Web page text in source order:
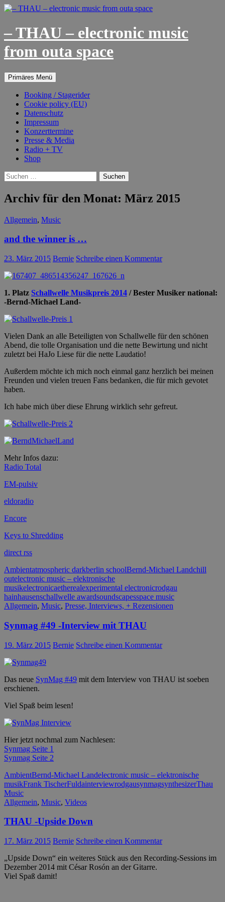
– THAU – electronic music
from outa space
Suchen
Primäres Menü
Inhalt
Booking / Stagerider
Cookie policy (EU)
Datenschutz
Impressum
Konzerttermine
Presse & Media
Radio + TV
Shop
Suchen
nach:
Archiv für den Monat: März 2015
Allgemein, Music
and the winner is …
23. März 2015 Bernie Schreibe einen Kommentar
1. Platz Schallwelle Musikpreis 2014 / Bester Musiker national:
-Bernd-Michael Land-
Vielen Dank an alle Beteiligten von Schallwelle für den schönen
Abend, die tolle Organisation und die nette Bewirtung und nicht
zuletzt bei HaJo Liese für die nette Laudatio!
Außerdem möchte ich mich noch einmal ganz herzlich bei meinen
Freunden und vielen treuen Fans bedanken, die für mich gevotet
haben.
Ich habe mich über diese Ehrung wirklich sehr gefreut.
Mehr Infos dazu:
Radio Total
EM-pulsiv
eldoradio
Encore
Keys to Shredding
direct rss
Ambientatmospheric darkberlin schoolBernd-Michael Landchill
outelectronic music – elektronische
musikelectronicaetherealexperimental electronicrodgau
hainhausenschallwelle awardsoundscapesspace music
Allgemein, Music, Presse, Interviews, + Rezensionen
Synmag #49 -Interview mit THAU
19. März 2015 Bernie Schreibe einen Kommentar
Das neue SynMag #49 mit dem Interview von THAU ist soeben
erschienen.
Viel Spaß beim lesen!
Hier jetzt nochmal zum Nachlesen:
Synmag Seite 1
Synmag Seite 2
AmbientBernd-Michael Landelectronic music – elektronische
musikFrank TischerFuldainterviewrodgausynmagsynthesizerThau
Music
Allgemein, Music, Videos
THAU -Upside Down
17. März 2015 Bernie Schreibe einen Kommentar
„Upside Down“ ein weiteres Stück aus den Recording-Sessions im
Dezember 2014 mit César Rosón an der Gitarre.
Viel Spaß damit!